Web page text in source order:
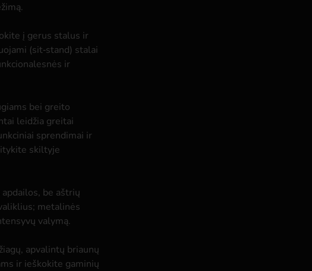
į gerus stalus ir
(sit‑stand) stalai
ir
bei greito
leidžia greitai
sprendimai ir
skiltyje
be aštrių
metalinės
valymą.
apvalintų briaunų
ir ieškokite gaminių